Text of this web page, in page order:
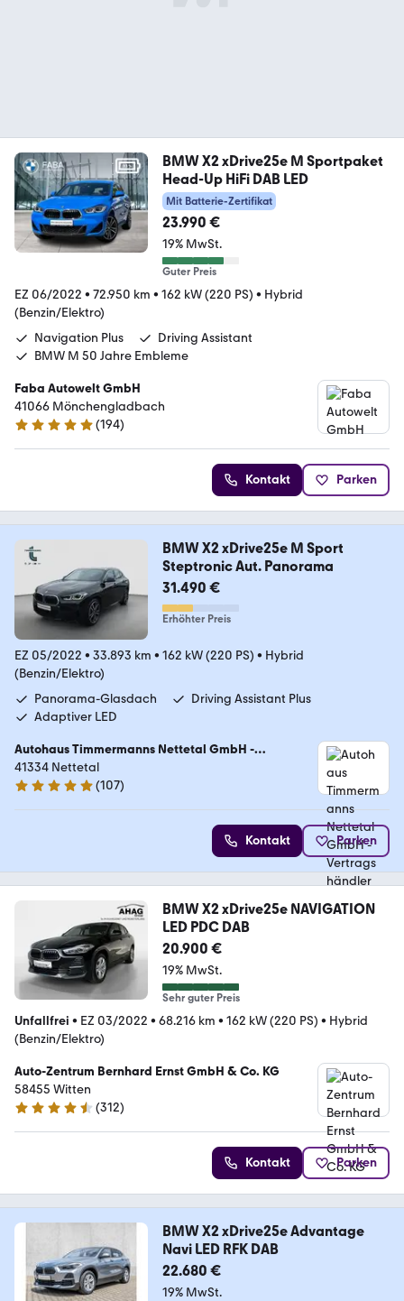
BMW X2 xDrive25e M Sportpaket
Head-Up HiFi DAB LED
Mit Batterie-Zertifikat
23.990 €
19% MwSt.
Guter Preis
EZ 06/2022 • 72.950 km • 162 kW (220 PS) • Hybrid
(Benzin/Elektro)
Navigation Plus
Driving Assistant
BMW M 50 Jahre Embleme
Faba Autowelt GmbH
41066 Mönchengladbach
4.8 Sterne
(194)
Kontakt Parken
BMW X2 xDrive25e M Sport
Steptronic Aut. Panorama
31.490 €
Erhöhter Preis
EZ 05/2022 • 33.893 km • 162 kW (220 PS) • Hybrid
(Benzin/Elektro)
Panorama-Glasdach
Driving Assistant Plus
Adaptiver LED
Autohaus Timmermanns Nettetal GmbH -
Vertragshändler der BMW AG für BMW, BMWI,
BMWM und MINI
41334 Nettetal
4.8 Sterne
(107)
Kontakt Parken
BMW X2 xDrive25e NAVIGATION
LED PDC DAB
20.900 €
19% MwSt.
Sehr guter Preis
Unfallfrei • EZ 03/2022 • 68.216 km • 162 kW (220 PS) • Hybrid
(Benzin/Elektro)
Auto-Zentrum Bernhard Ernst GmbH & Co. KG
58455 Witten
4.6 Sterne
(312)
Kontakt Parken
BMW X2 xDrive25e Advantage
Navi LED RFK DAB
22.680 €
19% MwSt.